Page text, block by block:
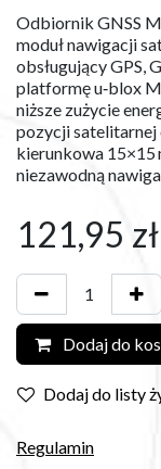
Odbiornik GNSS
moduł nawigacji
obsługujący GPS,
platformę u‑blox
niższe zużycie
pozycji satelitarnej
kierunkowa 15×15
niezawodną
121,95 zł
Dodaj do
Dodaj do listy
Regulamin